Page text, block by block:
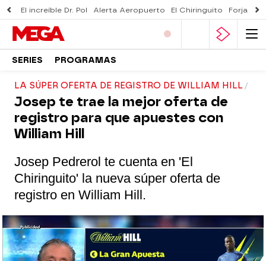
El increíble Dr. Pol Alerta Aeropuerto El Chiringuito Forjado
SERIES PROGRAMAS
LA SÚPER OFERTA DE REGISTRO DE WILLIAM HILL
Josep te trae la mejor oferta de
registro para que apuestes con
William Hill
Josep Pedrerol te cuenta en 'El
Chiringuito' la nueva súper oferta de
registro en William Hill.